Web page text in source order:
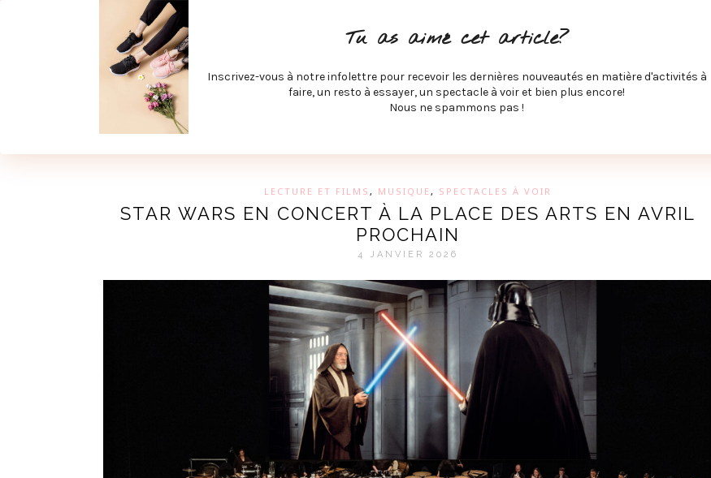
SPÉCIAL RENTRÉE
LECTURE ET FILMS PRODUITS À DÉCOUVRIR
JOINDRE MEVE ET CIE | COLLABORATIONS & MÉDIAS MEVE ET CIE
LECTURE ET FILMS , MUSIQUE, SPECTACLES À VOIR
STAR WARS EN CONCERT À LA PLACE DES ARTS EN AVRIL
PROCHAIN
4 JANVIER 2026
Tu as aimé cet article?
Inscrivez-vous à notre infolettre pour recevoir les dernières nouveautés en matière d'activités à
faire, un resto à essayer, un spectacle à voir et bien plus encore!
Nous ne spammons pas !